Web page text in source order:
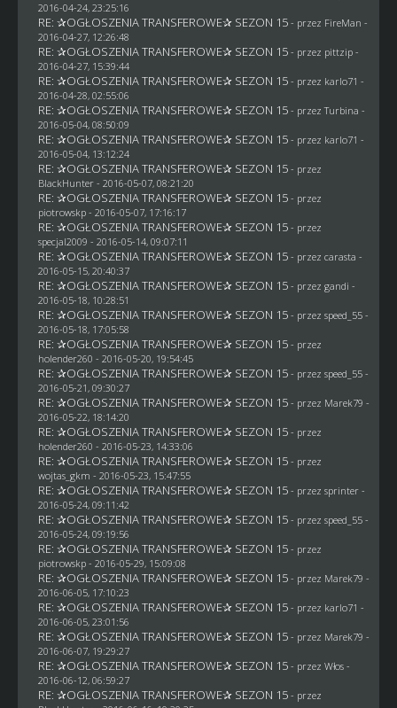
2016-04-24, 23:25:16
RE: ✰OGŁOSZENIA TRANSFEROWE✰ SEZON 15 - przez FireMan -
2016-04-27, 12:26:48
RE: ✰OGŁOSZENIA TRANSFEROWE✰ SEZON 15 - przez pittzip-
2016-04-27, 15:39:44
RE: ✰OGŁOSZENIA TRANSFEROWE✰ SEZON 15 - przez karlo71 -
2016-04-28, 02:55:06
RE: ✰OGŁOSZENIA TRANSFEROWE✰ SEZON 15 - przez Turbina -
2016-05-04, 08:50:09
RE: ✰OGŁOSZENIA TRANSFEROWE✰ SEZON 15 - przez karlo71 -
2016-05-04, 13:12:24
RE: ✰OGŁOSZENIA TRANSFEROWE✰ SEZON 15 - przez
BlackHunter- 2016-05-07, 08:21:20
RE: ✰OGŁOSZENIA TRANSFEROWE✰ SEZON 15 - przez
piotrowskp- 2016-05-07, 17:16:17
RE: ✰OGŁOSZENIA TRANSFEROWE✰ SEZON 15 - przez
specjal2009 - 2016-05-14, 09:07:11
RE: ✰OGŁOSZENIA TRANSFEROWE✰ SEZON 15 - przez carasta -
2016-05-15, 20:40:37
RE: ✰OGŁOSZENIA TRANSFEROWE✰ SEZON 15 - przez gandi -
2016-05-18, 10:28:51
RE: ✰OGŁOSZENIA TRANSFEROWE✰ SEZON 15 - przez speed_55 -
2016-05-18, 17:05:58
RE: ✰OGŁOSZENIA TRANSFEROWE✰ SEZON 15 - przez
holender260 - 2016-05-20, 19:54:45
RE: ✰OGŁOSZENIA TRANSFEROWE✰ SEZON 15 - przez speed_55 -
2016-05-21, 09:30:27
RE: ✰OGŁOSZENIA TRANSFEROWE✰ SEZON 15 - przez Marek79 -
2016-05-22, 18:14:20
RE: ✰OGŁOSZENIA TRANSFEROWE✰ SEZON 15 - przez
holender260 - 2016-05-23, 14:33:06
RE: ✰OGŁOSZENIA TRANSFEROWE✰ SEZON 15 - przez
wojtas_gkm - 2016-05-23, 15:47:55
RE: ✰OGŁOSZENIA TRANSFEROWE✰ SEZON 15 - przez sprinter -
2016-05-24, 09:11:42
RE: ✰OGŁOSZENIA TRANSFEROWE✰ SEZON 15 - przez speed_55 -
2016-05-24, 09:19:56
RE: ✰OGŁOSZENIA TRANSFEROWE✰ SEZON 15 - przez
piotrowskp- 2016-05-29, 15:09:08
RE: ✰OGŁOSZENIA TRANSFEROWE✰ SEZON 15 - przez Marek79 -
2016-06-05, 17:10:23
RE: ✰OGŁOSZENIA TRANSFEROWE✰ SEZON 15 - przez karlo71 -
2016-06-05, 23:01:56
RE: ✰OGŁOSZENIA TRANSFEROWE✰ SEZON 15 - przez Marek79 -
2016-06-07, 19:29:27
RE: ✰OGŁOSZENIA TRANSFEROWE✰ SEZON 15 - przez Włos-
2016-06-12, 06:59:27
RE: ✰OGŁOSZENIA TRANSFEROWE✰ SEZON 15 - przez